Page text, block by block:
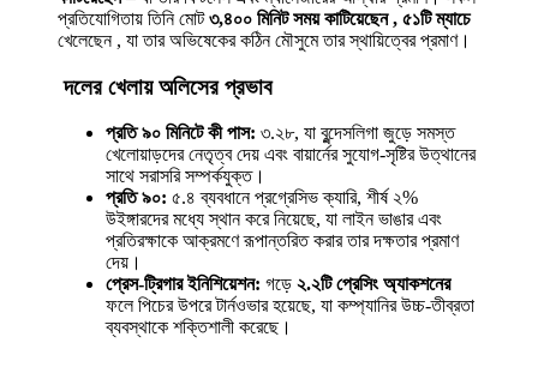
প্রতিযোগিতায় তিনি মোট৩,৪০০ মিনিট সময় কাটিয়েছেন , ৫১টি ম্যাচে
খেলেছেন , যা তার অভিষেকের কঠিন মৌসুমে তার স্থায়িত্বের প্রমাণ।
দলের খেলায় অলিসের প্রভাব
প্রতি ৯০ মিনিটে কী পাস: ৩.২৮, যা বুন্দেসলিগা জুড়ে সমস্ত
খেলোয়াড়দের নেতৃত্ব দেয় এবং বায়ার্নের সুযোগ-সৃষ্টির উত্থানের
সাথে সরাসরি সম্পর্কযুক্ত।
প্রতি ৯০: ৫.৪ ব্যবধানে প্রগ্রেসিভ ক্যারি, শীর্ষ ২%
উইঙ্গারদের মধ্যে স্থান করে নিয়েছে, যা লাইন ভাঙার এবং
প্রতিরক্ষাকে আক্রমণে রূপান্তরিত করার তার দক্ষতার প্রমাণ
দেয়।
প্রেস-ট্রিগার ইনিশিয়েশন: গড়ে ২.২টি প্রেসিং অ্যাকশনের
ফলে পিচের উপরে টার্নওভার হয়েছে, যা কম্প্যানির উচ্চ-তীব্রতা
ব্যবস্থাকে শক্তিশালী করেছে।